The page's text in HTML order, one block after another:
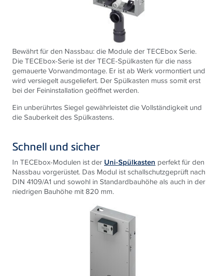
Bewährt für den Nassbau: die Module der TECEbox Serie.
Die TECEbox-Serie ist der TECE-Spülkasten für die nass
gemauerte Vorwandmontage. Er ist ab Werk vormontiert und
wird versiegelt ausgeliefert. Der Spülkasten muss somit erst
bei der Feininstallation geöffnet werden.
Ein unberührtes Siegel gewährleistet die Vollständigkeit und
die Sauberkeit des Spülkastens.
Schnell und sicher
In TECEbox-Modulen ist der Uni-Spülkasten perfekt für den
Nassbau vorgerüstet. Das Modul ist schallschutzgeprüft nach
DIN 4109/A1 und sowohl in Standardbauhöhe als auch in der
niedrigen Bauhöhe mit 820 mm.